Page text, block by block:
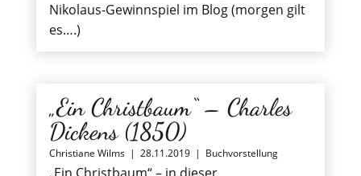
Nikolaus-Gewinnspiel im Blog (morgen gilt
es….)
„Ein Christbaum“ – Charles
Dickens (1850)
Christiane Wilms | 28.11.2019 | Buchvorstellung